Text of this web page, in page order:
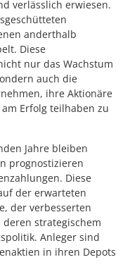
verlässlich erwiesen.
anderthalb
Diese
nur das Wachstum
auch die
ihre Aktionäre
Erfolg teilhaben zu
Jahre bleiben
prognostizieren
Diese
der erwarteten
der verbesserten
strategischem
Anleger sind
in ihren Depots